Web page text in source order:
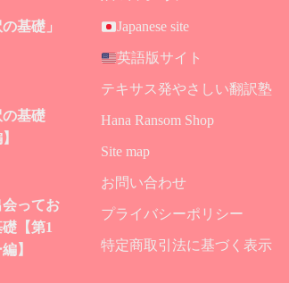
基礎」
基礎
会ってお
【第1
】
Japanese site
英語版サイト
テキサス発やさしい翻訳塾
Hana Ransom Shop
Site map
お問い合わせ
プライバシーポリシー
特定商取引法に基づく表示